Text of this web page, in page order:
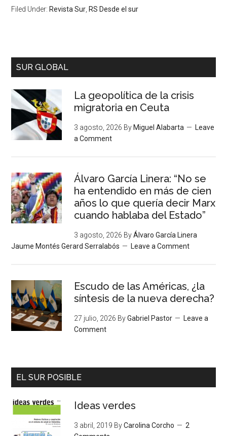
Filed Under: Revista Sur RS Desde el sur
SUR GLOBAL
La geopolítica de la crisis
migratoria en Ceuta
3 agosto, 2026 By Miguel Alabarta
Leave
a Comment
Álvaro García Linera: “No se
ha entendido en más de cien
años lo que quería decir Marx
cuando hablaba del Estado”
3 agosto, 2026 ByÁlvaro García Linera
Jaume Montés Gerard Serralabós
Leave a Comment
Escudo de las Américas, ¿la
síntesis de la nueva derecha?
27 julio, 2026 ByGabriel Pastor
Leave a
Comment
EL SUR POSIBLE
Ideas verdes
3 abril, 2019 ByCarolina Corcho
2